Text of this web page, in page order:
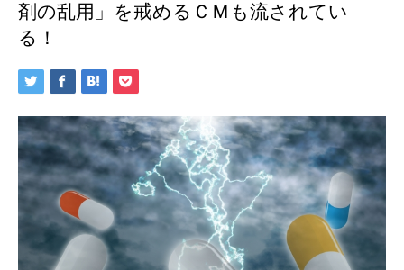
剤の乱用」を戒めるＣＭも流されてい
る！